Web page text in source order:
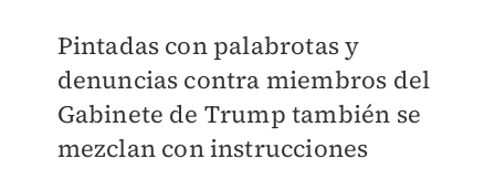
Pintadas con palabrotas y
denuncias contra miembros del
Gabinete de Trump también se
mezclan con instrucciones